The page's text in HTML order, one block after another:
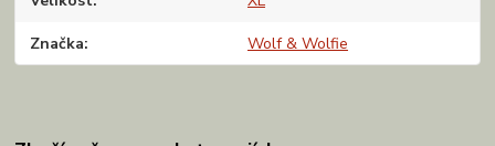
Značka Wolf & Wolfie